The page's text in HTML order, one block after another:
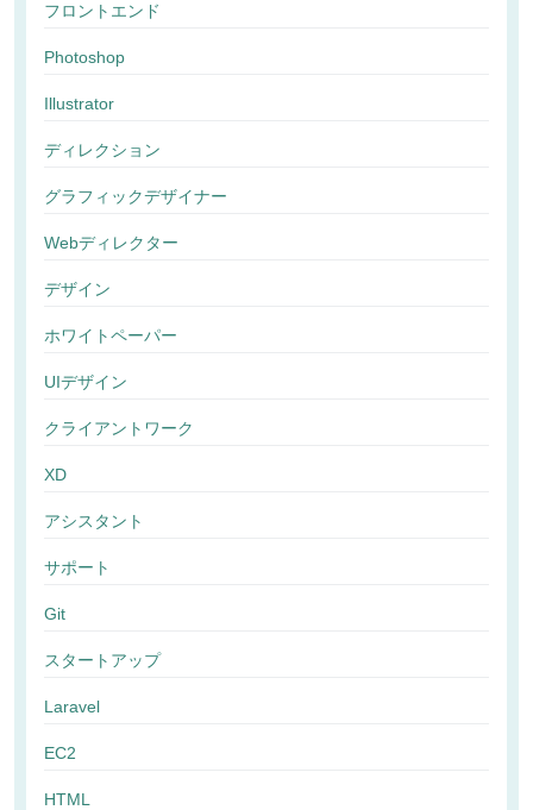
フロントエンド
Photoshop
Illustrator
ディレクション
グラフィックデザイナー
Webディレクター
デザイン
ホワイトペーパー
UIデザイン
クライアントワーク
XD
アシスタント
サポート
Git
スタートアップ
Laravel
EC2
HTML